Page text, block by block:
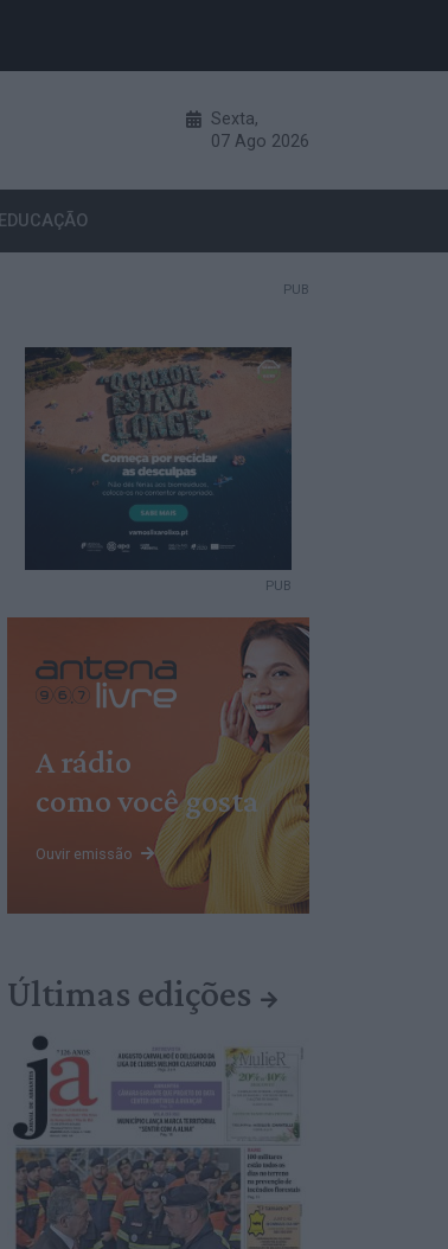
Sexta,
07 Ago 2026
EDUCAÇÃO
PUB
PUB
A rádio
como você gosta
Ouvir emissão
Últimas edições